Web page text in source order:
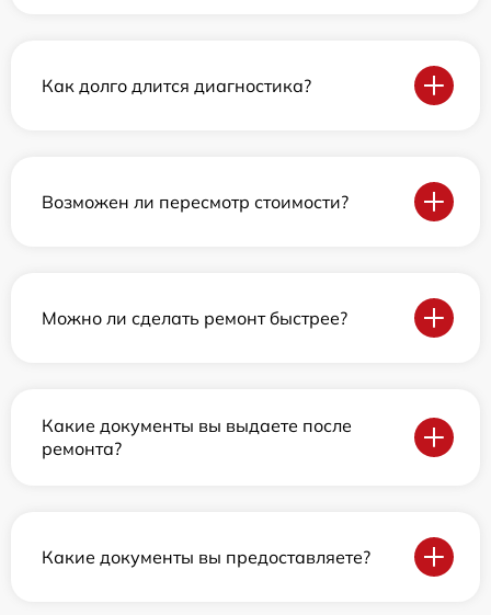
Как долго длится диагностика?
Возможен ли пересмотр стоимости?
Можно ли сделать ремонт быстрее?
Какие документы вы выдаете после
ремонта?
Какие документы вы предоставляете?